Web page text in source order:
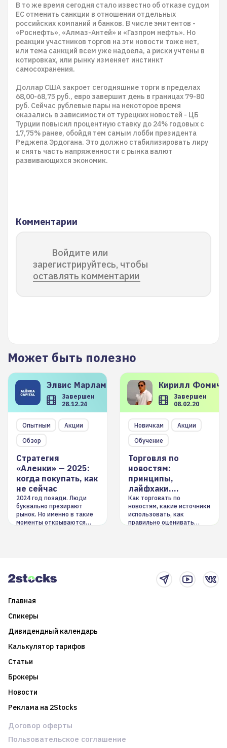
В то же время сегодня стало известно об отказе судом
ЕС отменить санкции в отношении отдельных
российских компаний и банков. В числе эмитентов -
«Роснефть», «Алмаз-Антей» и «Газпром нефть». Но
реакции участников торгов на эти новости тоже нет,
или тема санкций всем уже надоела, а риски учтены в
котировках, или рынку изменяет инстинкт
самосохранения.
Доллар США закроет сегодняшние торги в пределах
68,00-68,75 руб., евро завершит день в границах 79-80
руб. Сейчас рублевые пары на некоторое время
оказались в зависимости от турецких новостей - ЦБ
Турции повысил процентную ставку до 24% годовых с
17,75% ранее, обойдя тем самым лобби президента
Реджепа Эрдогана. Это должно стабилизировать лиру
и снять часть напряженности с рынка валют
развивающихся экономик.
Комментарии
Войдите или
зарегистрируйтесь, чтобы
оставлять комментарии
Может быть полезно
Элвис Марламов
Завершен
28.12.24
Опытным
Акции
Обзор
Стратегия
«Аленки» — 2025:
когда покупать, как
не сейчас
2024 год позади. Люди
буквально презирают
рынок. Но именно в такие
моменты открываются
Кирилл
Завершен
08.02.20
Новичкам
Акции
Обучение
Торговля по
новостям:
принципы,
лайфхаки,
инструменты
Как торговать по
новостям, какие источники
использовать, как
правильно оценивать
Главная
Спикеры
Дивидендный календарь
Калькулятор тарифов
Статьи
Брокеры
Новости
Реклама на 2Stocks
Договор оферты
Пользовательское соглашение